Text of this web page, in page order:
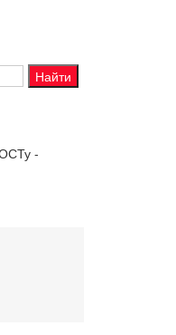
-